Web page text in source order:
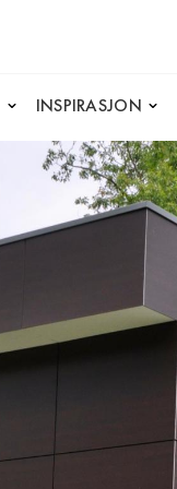
INSPIRASJON